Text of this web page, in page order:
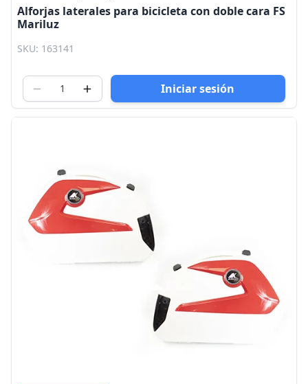
Alforjas laterales para bicicleta con doble cara FS
Mariluz
SKU: 163141
Iniciar sesión